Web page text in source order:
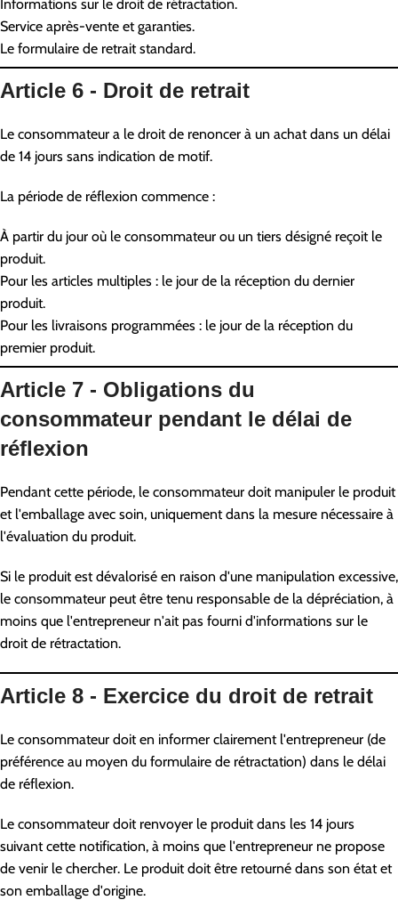
Informations sur le droit de rétractation.
Service après-vente et garanties.
Le formulaire de retrait standard.
Article 6 - Droit de retrait
Le consommateur a le droit de renoncer à un achat dans un délai
de 14 jours sans indication de motif.
La période de réflexion commence :
À partir du jour où le consommateur ou un tiers désigné reçoit le
produit.
Pour les articles multiples : le jour de la réception du dernier
produit.
Pour les livraisons programmées : le jour de la réception du
premier produit.
Article 7 - Obligations du
consommateur pendant le délai de
réflexion
Pendant cette période, le consommateur doit manipuler le produit
et l'emballage avec soin, uniquement dans la mesure nécessaire à
l'évaluation du produit.
Si le produit est dévalorisé en raison d'une manipulation excessive,
le consommateur peut être tenu responsable de la dépréciation, à
moins que l'entrepreneur n'ait pas fourni d'informations sur le
droit de rétractation.
Article 8 - Exercice du droit de retrait
Le consommateur doit en informer clairement l'entrepreneur (de
préférence au moyen du formulaire de rétractation) dans le délai
de réflexion.
Le consommateur doit renvoyer le produit dans les 14 jours
suivant cette notification, à moins que l'entrepreneur ne propose
de venir le chercher. Le produit doit être retourné dans son état et
son emballage d'origine.